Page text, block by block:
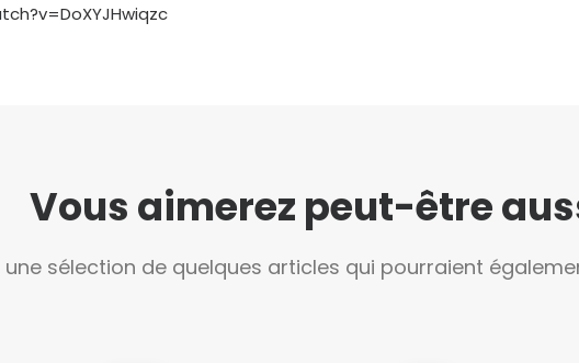
Vous aimerez peut-être
une sélection de quelques articles qui pourraient